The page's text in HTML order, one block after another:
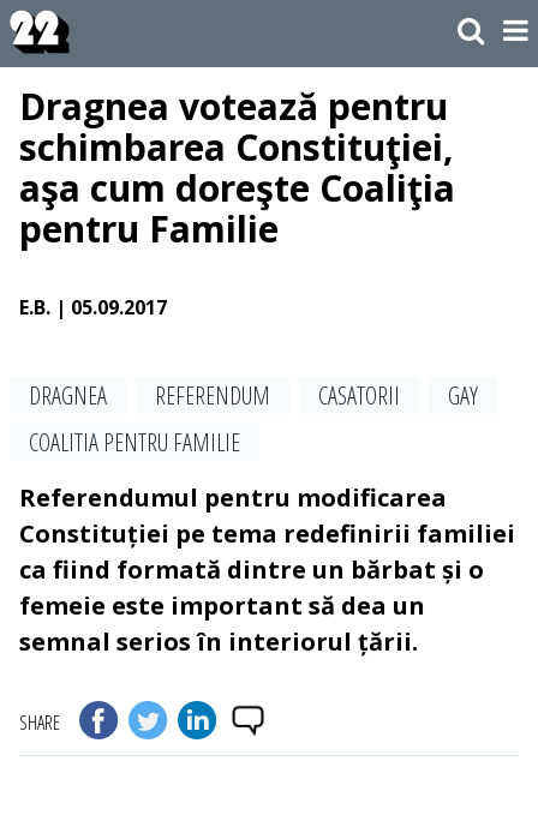
Dragnea votează pentru
schimbarea Constituţiei,
aşa cum doreşte Coaliţia
pentru Familie
E.B. | 05.09.2017
DRAGNEA REFERENDUM CASATORII
GAY
COALITIA PENTRU FAMILIE
Referendumul pentru modificarea
Constituției pe tema redefinirii familiei
ca fiind formată dintre un bărbat și o
femeie este important să dea un
semnal serios în interiorul țării.
SHARE